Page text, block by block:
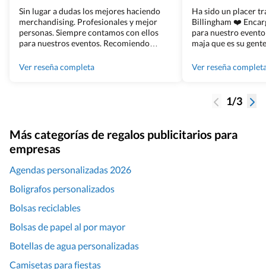
Sin lugar a dudas los mejores haciendo
merchandising. Profesionales y mejor
personas. Siempre contamos con ellos
para nuestros eventos. Recomiendo
Ver reseña completa
Ha sido un placer
Billingham ❤️
para nuestro
maja que es su
100%
Ver reseña
1/3
Más categorías de regalos publicitarios para
empresas
Agendas personalizadas 2026
Boligrafos personalizados
Bolsas reciclables
Bolsas de papel al por mayor
Botellas de agua personalizadas
Camisetas para fiestas